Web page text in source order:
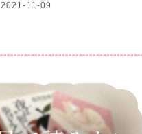
2021-11-09